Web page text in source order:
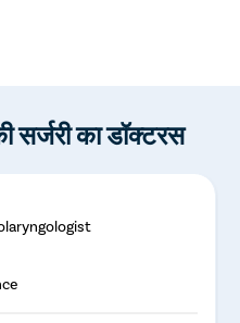
सर्जरी का डॉक्टरस